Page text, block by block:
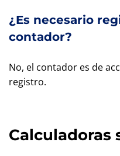
¿Es necesario
contador?
No, el contador es de
registro.
Calculadoras